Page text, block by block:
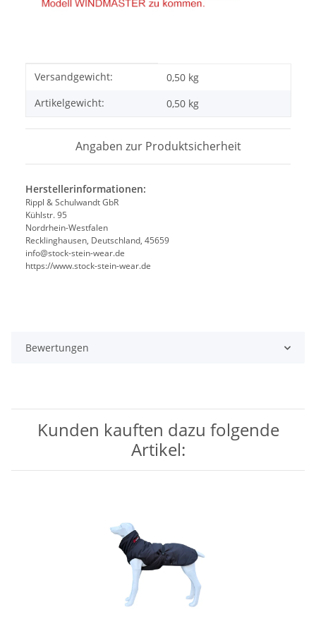
Produkteigenschaft
Wert
Versandgewicht:
0,50 kg
Artikelgewicht:
0,50 kg
Angaben zur Produktsicherheit
Herstellerinformationen:
Rippl & Schulwandt GbR
Kühlstr. 95
Nordrhein-Westfalen
Recklinghausen, Deutschland, 45659
info@stock-stein-wear.de
https://www.stock-stein-wear.de
Bewertungen
Kunden kauften dazu folgende
Artikel: